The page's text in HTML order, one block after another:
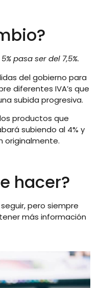
pasa ser del 7,5%.
del gobierno para
diferentes IVA’s que
subida progresiva.
productos que
subiendo al 4% y
originalmente.
hacer?
pero siempre
más información